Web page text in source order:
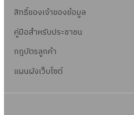
สิทธิ์ของเจ้าของข้อมูล
คู่มือสำหรับประชาชน
กฎบัตรลูกค้า
แผนผังเว็บไซต์